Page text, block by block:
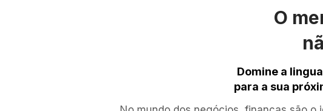
O
Domine a
para a sua